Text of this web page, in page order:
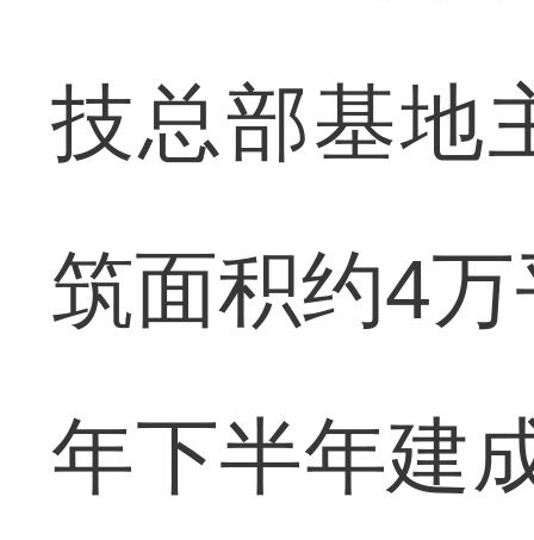
技总部基地
筑面积约4
年下半年建